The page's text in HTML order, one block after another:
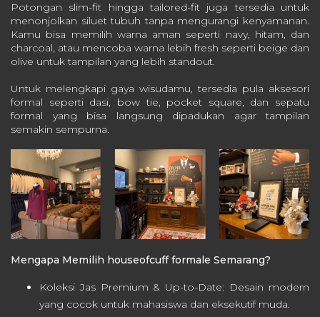
Potongan slim-fit hingga tailored-fit juga tersedia untuk
menonjolkan siluet tubuh tanpa mengurangi kenyamanan.
Kamu bisa memilih warna aman seperti navy, hitam, dan
charcoal, atau mencoba warna lebih fresh seperti beige dan
olive untuk tampilan yang lebih standout.
Untuk melengkapi gaya wisudamu, tersedia pula aksesori
formal seperti dasi, bow tie, pocket square, dan sepatu
formal yang bisa langsung dipadukan agar tampilan
semakin sempurna.
Mengapa Memilih houseofcuff formale Semarang?
Koleksi Jas Premium & Up-to-Date: Desain modern
yang cocok untuk mahasiswa dan eksekutif muda.